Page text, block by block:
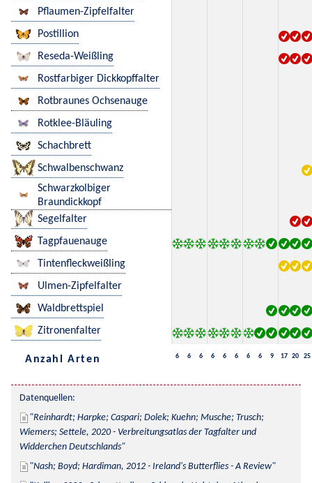
Pflaumen-Zipfelfalter
Postillion
Reseda-Weißling
Rostfarbiger Dickkopffalter
Rotbraunes Ochsenauge
Rotklee-Bläuling
Schachbrett
Schwalbenschwanz
Schwarzkolbiger
Braundickkopf
Segelfalter
Tagpfauenauge
Tintenfleckweißling
Ulmen-Zipfelfalter
Waldbrettspiel
Zitronenfalter
Anzahl Arten 6 6 6 6 6 6 6 6 9 17 20 25
Datenquellen:
Reinhardt; Harpke; Caspari; Dolek; Kuehn; Musche; Trusch;
Wiemers; Settele, 2020 - Verbreitungsatlas der Tagfalter und
Widderchen Deutschlands
Nash; Boyd; Hardiman, 2012 - Ireland's Butterflies - A Review